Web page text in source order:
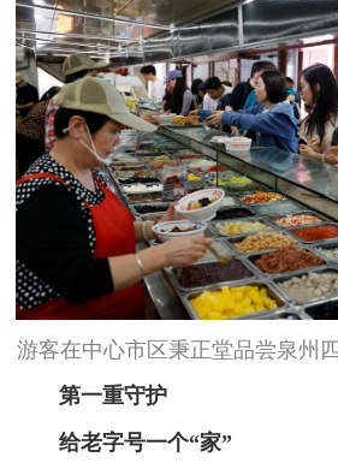
游客在中心市区秉正堂品尝泉州
第一重守护
给老字号一个“家”